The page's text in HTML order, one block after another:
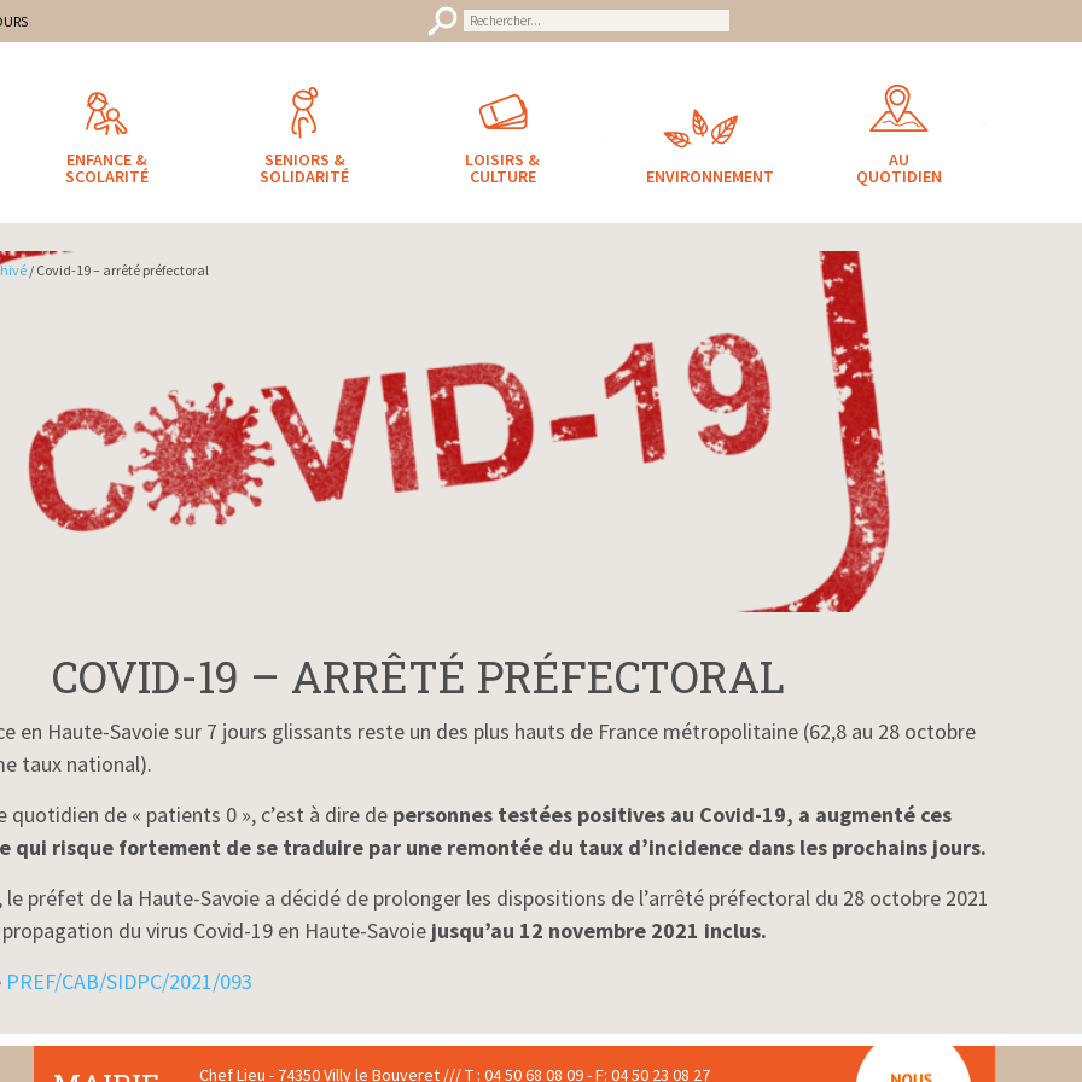
ENFANCE &
SCOLARITÉ
SENIORS &
SOLIDARITÉ
LOISIRS &
CULTURE ENVIRONNEMENT
AU
QUOTIDIEN
/ Covid-19 – arrêté préfectoral
COVID-19 – ARRÊTÉ PRÉFECTORAL
en Haute-Savoie sur 7 jours glissants reste un des plus hauts de France métropolitaine (62,8 au 28 octobre
taux national).
quotidien de « patients 0 », c’est à dire de personnes testées positives au Covid-19, a augmenté ces
qui risque fortement dese traduire par une remontée du taux d’incidence dans les prochains jours.
le préfet de la Haute-Savoie a décidé de prolonger les dispositions de l’arrêté préfectoral du 28 octobre 2021
du virus Covid-19 en Haute-Savoie jusqu’au 12 novembre 2021 inclus.
PREF/CAB/SIDPC/2021/093
Chef Lieu - 74350 Villy le Bouveret /// T : 04 50 68 08 09 - F: 04 50 23 08 27